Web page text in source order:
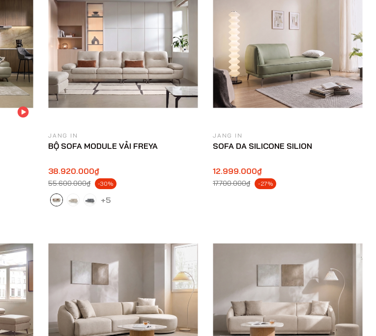
JANG IN
BỘ SOFA MODULE VẢI FREYA
38.920.000₫
55.600.000₫ -30%
+5
JANG IN
SOFA DA SILICONE SILION
12.999.000₫
17.700.000₫ -27%